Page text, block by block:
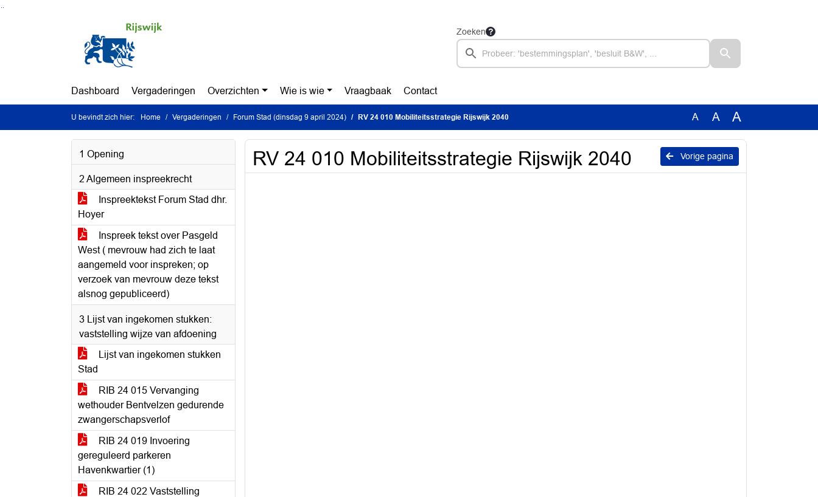
Zoeken
Dashboard Vergaderingen Overzichten Wie is wie Vraagbaak Contact
U bevindt zich hier: Home Vergaderingen Forum Stad (dinsdag 9 april 2024) RV 24 010 Mobiliteitsstrategie Rijswijk 2040 A A A
1 Opening
2 Algemeen inspreekrecht
Inspreektekst Forum Stad dhr.
Hoyer
Inspreek tekst over Pasgeld
West ( mevrouw had zich te laat
aangemeld voor inspreken; op
verzoek van mevrouw deze tekst
alsnog gepubliceerd)
3 Lijst van ingekomen stukken:
vaststelling wijze van afdoening
Lijst van ingekomen stukken
Stad
RIB 24 015 Vervanging
wethouder Bentvelzen gedurende
zwangerschapsverlof
RIB 24 019 Invoering
gereguleerd parkeren
Havenkwartier (1)
RIB 24 022 Vaststelling
Vorige pagina
RV 24 010 Mobiliteitsstrategie Rijswijk 2040